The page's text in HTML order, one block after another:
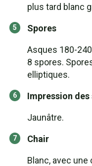
plus tard blanc
Spores
Asques 180-
8 spores.
elliptiques.
Impression des
Jaunâtre.
Chair
Blanc, avec une